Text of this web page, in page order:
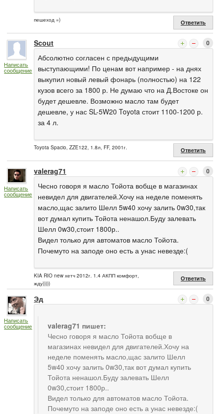
пешеход =) Ответить
Написать
сообщение
Scout 0
Абсолютно согласен с предыдущими
выступающими! По ценам вот например - на днях
выкупил новый левый фонарь (полностью) на 122
кузов всего за 1800 р. Не думаю что на Д.Востоке он
будет дешевле. Возможно масло там будет
дешевле, у нас SL-5W20 Toyota стоит 1100-1200 р.
за 4 л.
Toyota Spacio, ZZE122, 1.8л, FF, 2001г. Ответить
Написать
сообщение
valerag71 0
Чесно говоря я масло Тойота вобще в магазинах
невидел для двигателей.Хочу на неделе поменять
масло,щас залито Шелл 5w40 хочу залить 0w30,так
вот думал купить Тойота ненашол.Буду залевать
Шелл 0w30,стоит 1800р..
Видел только для автоматов масло Тойота.
Почемуто на заподе оно есть а унас невезде:(
KIA RIO new хетч 2012г. 1.4 АКПП комфорт,
жду)))))
Ответить
Написать
сообщение
Эд 0
valerag71 пишет:
Чесно говоря я масло Тойота вобще в
магазинах невидел для двигателей.Хочу на
неделе поменять масло,щас залито Шелл
5w40 хочу залить 0w30,так вот думал купить
Тойота ненашол.Буду залевать Шелл
0w30,стоит 1800р..
Видел только для автоматов масло Тойота.
Почемуто на заподе оно есть а унас невезде:(